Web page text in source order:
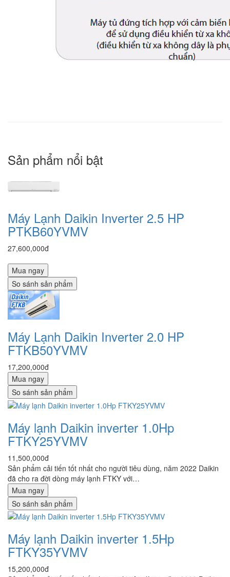
Sản phẩm nổi bật
Máy Lạnh Daikin Inverter 2.5 HP
PTKB60YVMV
27,600,000đ
Mua ngay
So sánh sản phẩm
Máy Lạnh Daikin Inverter 2.0 HP
FTKB50YVMV
17,200,000đ
Mua ngay
So sánh sản phẩm
Máy lạnh Daikin inverter 1.0Hp
FTKY25YVMV
11,500,000đ
Sản phẩm cải tiến tốt nhất cho người tiêu dùng, năm 2022 Daikin
đã cho ra đời dòng máy lạnh FTKY với…
Mua ngay
So sánh sản phẩm
Máy lạnh Daikin inverter 1.5Hp
FTKY35YVMV
15,200,000đ